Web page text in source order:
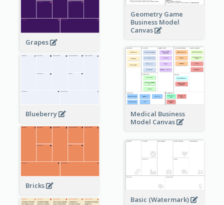
Geometry Game
Business Model
Canvas
Grapes
Medical Business
Model Canvas
Blueberry
Bricks
Basic (Watermark)